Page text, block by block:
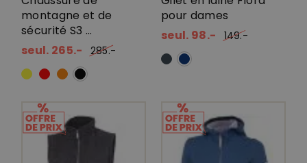
montagne et de
sécurité S3 ...
seul. 265.-
285.-
pour dames
seul. 98.-
149.-